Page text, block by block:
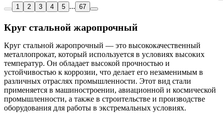
1
2 3 4 5 ... 67
Круг стальной жаропрочный
Круг стальной жаропрочный — это высококачественный
металлопрокат, который используется в условиях высоких
температур. Он обладает высокой прочностью и
устойчивостью к коррозии, что делает его незаменимым в
различных отраслях промышленности. Этот вид стали
применяется в машиностроении, авиационной и космической
промышленности, а также в строительстве и производстве
оборудования для работы в экстремальных условиях.